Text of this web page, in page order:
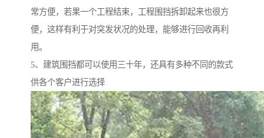
常方便，若果一个工程结束，工程围挡拆卸起来也很方
便，这样有利于对突发状况的处理，能够进行回收再利
用。
5、建筑围挡都可以使用三十年，还具有多种不同的款式
供各个客户进行选择